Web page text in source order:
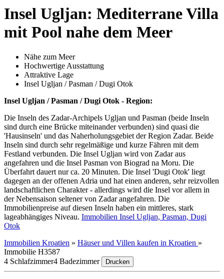
Insel Ugljan: Mediterrane Villa
mit Pool nahe dem Meer
Nähe zum Meer
Hochwertige Ausstattung
Attraktive Lage
Insel Ugljan / Pasman / Dugi Otok
Insel Ugljan / Pasman / Dugi Otok - Region:
Die Inseln des Zadar-Archipels Ugljan und Pasman (beide Inseln
sind durch eine Brücke miteinander verbunden) sind quasi die
'Hausinseln' und das Naherholungsgebiet der Region Zadar. Beide
Inseln sind durch sehr regelmäßige und kurze Fähren mit dem
Festland verbunden. Die Insel Ugljan wird von Zadar aus
angefahren und die Insel Pasman von Biograd na Moru. Die
Überfahrt dauert nur ca. 20 Minuten. Die Insel 'Dugi Otok' liegt
dagegen an der offenen Adria und hat einen anderen, sehr reizvollen
landschaftlichen Charakter - allerdings wird die Insel vor allem in
der Nebensaison seltener von Zadar angefahren. Die
Immobilienpreise auf diesen Inseln haben ein mittleres, stark
lageabhängiges Niveau. Immobilien Insel Ugljan, Pasman, Dugi
Otok
Immobilien Kroatien » Häuser und Villen kaufen in Kroatien »
Immobilie H3587
4 Schlafzimmer4 Badezimmer Drucken